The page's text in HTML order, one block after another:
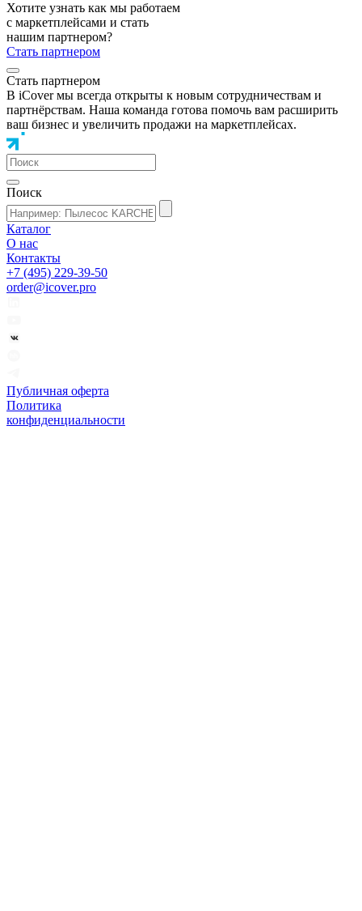
Хотите узнать как мы работаем
с маркетплейсами и стать
нашим партнером?
Стать партнером
Стать партнером
В iCover мы всегда открыты к новым сотрудничествам и
партнёрствам. Наша команда готова помочь вам расширить
ваш бизнес и увеличить продажи на маркетплейсах.
Поиск
Каталог
О нас
Контакты
+7 (495) 229-39-50
order@icover.pro
Публичная оферта
Политика
конфиденциальности